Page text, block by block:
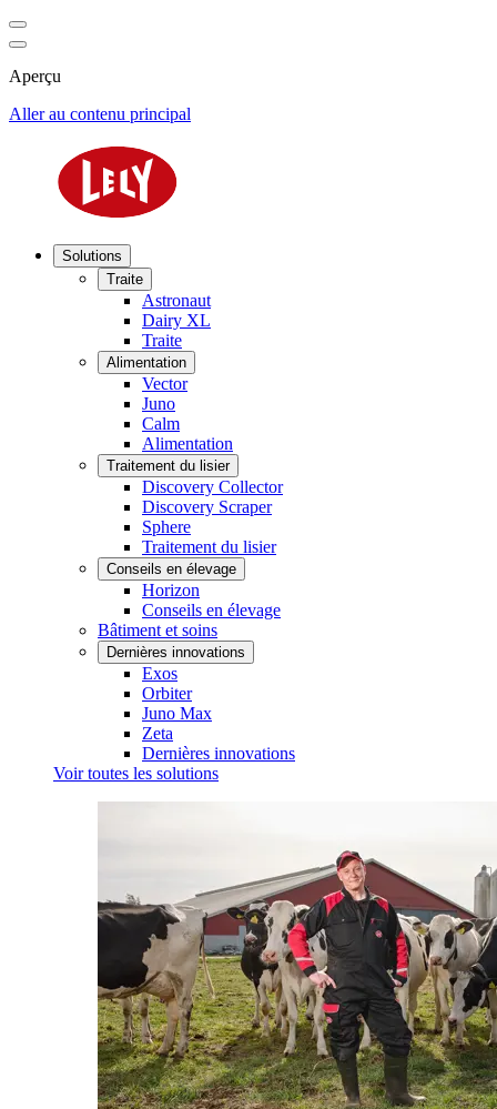
Aperçu
Aller au contenu principal
Solutions
Traite
Astronaut
Dairy XL
Traite
Alimentation
Vector
Juno
Calm
Alimentation
Traitement du lisier
Discovery Collector
Discovery Scraper
Sphere
Traitement du lisier
Conseils en élevage
Horizon
Conseils en élevage
Bâtiment et soins
Dernières innovations
Exos
Orbiter
Juno Max
Zeta
Dernières innovations
Voir toutes les solutions